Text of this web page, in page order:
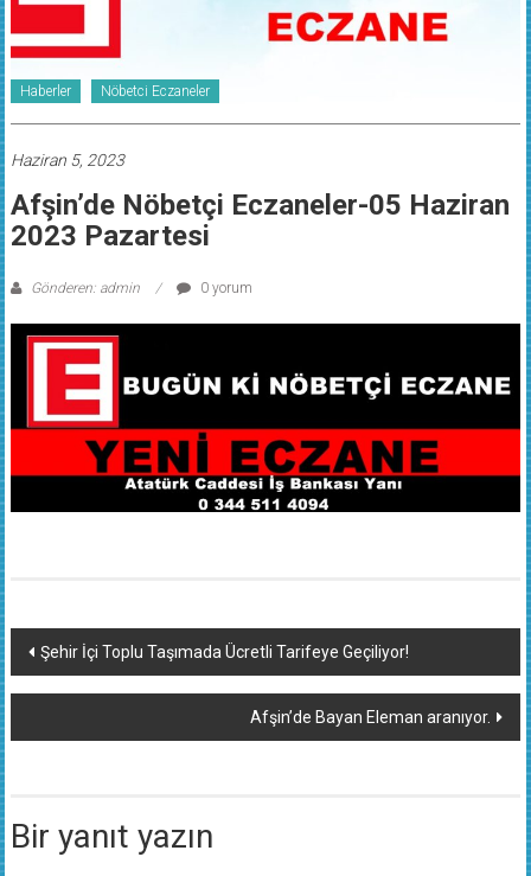
Haberler Nöbetci Eczaneler
Haziran 5, 2023
Afşin’de Nöbetçi Eczaneler-05 Haziran
2023 Pazartesi
Gönderen: admin 0 yorum
Yazı
dolaşımı
Şehir İçi Toplu Taşımada Ücretli Tarifeye Geçiliyor!
Afşin’de Bayan Eleman aranıyor.
Bir yanıt yazın